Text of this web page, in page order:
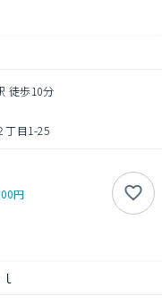
徒歩10分
丁目1-25
円